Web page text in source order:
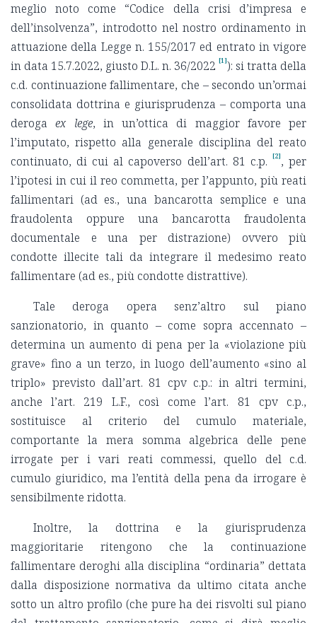
meglio noto come “Codice della crisi d’impresa e
dell’insolvenza”, introdotto nel nostro ordinamento in
attuazione della Legge n. 155/2017 ed entrato in vigore
in data 15.7.2022, giusto D.L. n. 36/2022 [1]): si tratta della
c.d. continuazione fallimentare, che – secondo un’ormai
consolidata dottrina e giurisprudenza – comporta una
derogaex lege, in un’ottica di maggior favore per
l’imputato, rispetto alla generale disciplina del reato
continuato, di cui al capoverso dell’art. 81 c.p.
[2], per
l’ipotesi in cui il reo commetta, per l’appunto, più reati
fallimentari (ad es., una bancarotta semplice e una
fraudolenta oppure una bancarotta fraudolenta
documentale e una per distrazione) ovvero più
condotte illecite tali da integrare il medesimo reato
fallimentare (ad es., più condotte distrattive).
Tale deroga opera senz’altro sul piano
sanzionatorio, in quanto – come sopra accennato –
determina un aumento di pena per la «violazione più
grave» fino a un terzo, in luogo dell’aumento «sino al
triplo» previsto dall’art. 81 cpv c.p.: in altri termini,
anche l’art. 219 L.F., così come l’art. 81 cpv c.p.,
sostituisce al criterio del cumulo materiale,
comportante la mera somma algebrica delle pene
irrogate per i vari reati commessi, quello del c.d.
cumulo giuridico, ma l’entità della pena da irrogare è
sensibilmente ridotta.
Inoltre, la dottrina e la giurisprudenza
maggioritarie ritengono che la continuazione
fallimentare deroghi alla disciplina “ordinaria” dettata
dalla disposizione normativa da ultimo citata anche
sotto un altro profilo (che pure ha dei risvolti sul piano